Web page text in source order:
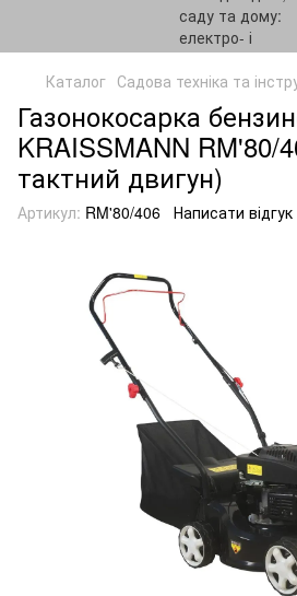
Каталог Садова техніка та
Газонокосарка
KRAISSMANN RM'80/
тактний двигун)
Артикул: RM'80/406 Написати відгук